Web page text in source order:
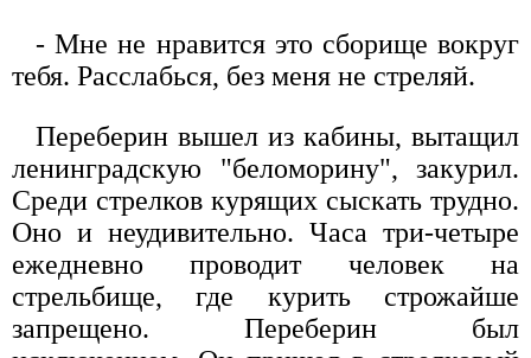
- Мне не нравится это сборище вокруг
тебя. Расслабься, без меня не стреляй.
Переберин вышел из кабины, вытащил
ленинградскую "беломорину", закурил.
Среди стрелков курящих сыскать трудно.
Оно и неудивительно. Часа три-четыре
ежедневно проводит человек на
стрельбище, где курить строжайше
запрещено. Переберин был